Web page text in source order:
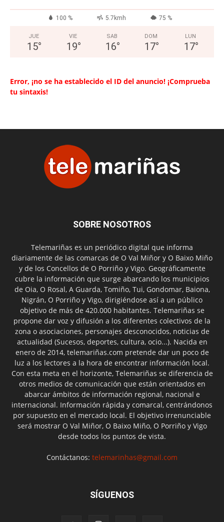
100 % 5.7kmh 75 %
JUE
15°
VIE
19°
SAB
16°
DOM
17°
LUN
17°
Error, ¡no se ha establecido el ID del anuncio! ¡Comprueba
tu sintaxis!
SOBRE NOSOTROS
Telemariñas es un periódico digital que informa
diariamente de las comarcas de O Val Miñor y O Baixo Miño
y de los Concellos de O Porriño y Vigo. Geográficamente
cubre la información que surge abarcando los municipios
de Oia, O Rosal, A Guarda, Tomiño, Tui, Gondomar, Baiona,
Nigrán, O Porriño y Vigo, dirigiéndose así a un público
objetivo de más de 420.000 habitantes. Telemariñas se
propone dar voz y difusión a los diferentes colectivos de la
zona o asociaciones, personajes desconocidos, noticias de
actualidad (Sucesos, deportes, cultura, ocio...). Nacida en
enero de 2014, telemariñas.com pretende dar un poco de
luz a los lectores a la hora de encontrar información local.
Con esta meta en el horizonte, Telemariñas se diferencia de
otros medios de comunicación que están orientados en
abarcar ámbitos de información regional, nacional e
internacional. Información rápida y comarcal, centrándonos
por supuesto en el mercado local. El objetivo irrenunciable
será mostrar O Val Miñor, O Baixo Miño, O Porriño y Vigo
desde todos los puntos de vista.
Contáctanos: telemarinhas@gmail.com
SÍGUENOS